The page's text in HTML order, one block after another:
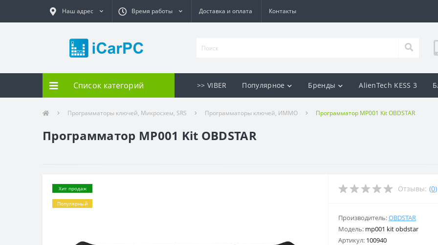
Наш адрес Время работы Доставка и оплата Контакты
Список категорий >> VIBER Популярное Бренды AlienTech KESS 3
Программаторы ключей, Микросхем, SRS Программаторы ключей, ИММО Программатор MP001 Kit OBDSTAR
Программатор MP001 Kit OBDSTAR
Хит продаж
Популярный
Отзывы: (0)
Производитель:OBDSTAR
Модель: mp001 kit obdstar
Артикул: 100940